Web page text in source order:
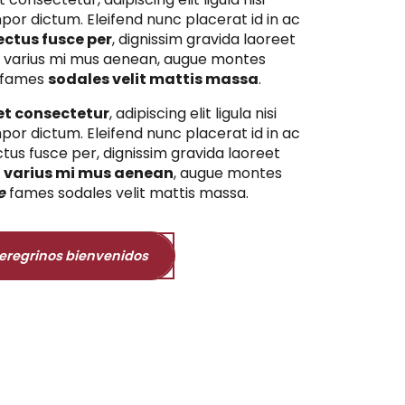
dictum. Eleifend nunc placerat id in ac
fusce per, dignissim gravida laoreet
mi mus aenean, augue montes
sodales velit mattis massa.
consectetur, adipiscing elit ligula nisi
dictum. Eleifend nunc placerat id in ac
fusce per, dignissim gravida laoreet
varius mi mus aenean, augue montes
fames sodales velit mattis massa.
bienvenidos